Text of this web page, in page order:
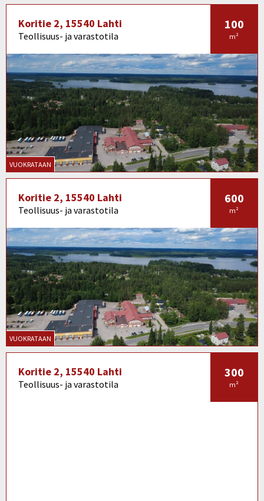
Koritie 2, 15540 Lahti
Teollisuus- ja varastotila
100
m²
VUOKRATAAN
Koritie 2, 15540 Lahti
Teollisuus- ja varastotila
600
m²
VUOKRATAAN
Koritie 2, 15540 Lahti
Teollisuus- ja varastotila
300
m²